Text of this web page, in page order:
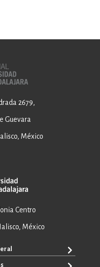
2679,
Guevara
México
Centro
México